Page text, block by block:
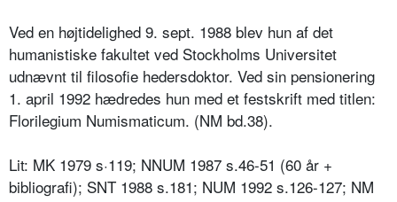
Ved en højtidelighed 9. sept. 1988 blev hun af det
humanistiske fakultet ved Stockholms Universitet
udnævnt til filosofie hedersdoktor. Ved sin pensionering
1. april 1992 hædredes hun med et festskrift med titlen:
Florilegium Numismaticum. (NM bd.38).
Lit: MK 1979 s·119; NNUM 1987 s.46-51 (60 år +
bibliografi); SNT 1988 s.181; NUM 1992 s.126-127; NM